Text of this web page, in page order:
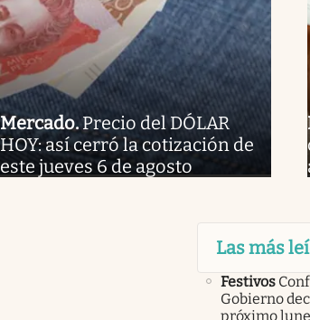
Mercado.Precio del DÓLAR
HOY: así cerró la cotización de
este jueves 6 de agosto
Las más
Festivos
Gobierno
próximo